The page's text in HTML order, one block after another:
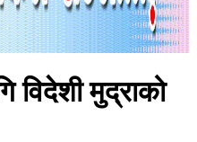
मुद्राको